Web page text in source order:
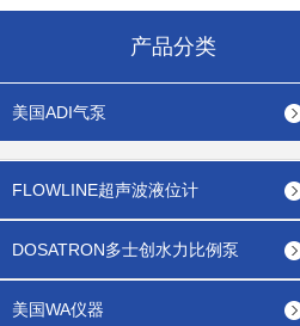
产品分类
美国ADI气泵
FLOWLINE超声波液位计
DOSATRON多士创水力比例泵
美国WA仪器